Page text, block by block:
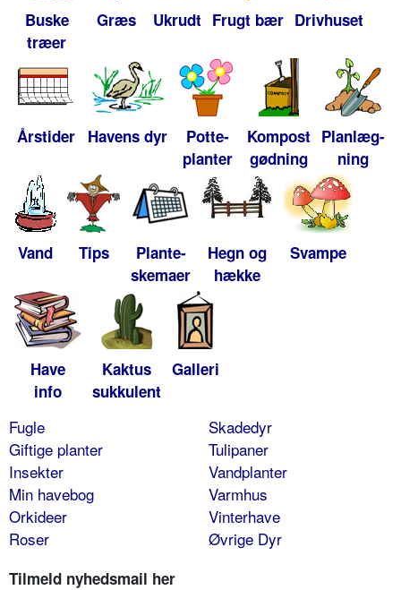
Buske
træer
Græs Ukrudt Frugt bær Drivhuset
Årstider Havens dyr
Potte-
planter
Kompost
gødning
Planlæg-
ning
Vand Tips
Plante-
skemaer
Hegn og
hække
Svampe
Have
info
Kaktus
sukkulent
Galleri
Fugle
Giftige planter
Insekter
Min havebog
Orkideer
Roser
Skadedyr
Tulipaner
Vandplanter
Varmhus
Vinterhave
Øvrige Dyr
Tilmeld nyhedsmail her